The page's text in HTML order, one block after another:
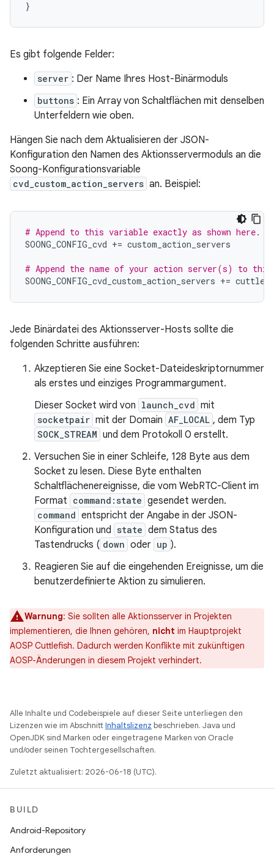
Es gibt folgende Felder:
server : Der Name Ihres Host-Binärmoduls
buttons : Ein Array von Schaltflächen mit denselben
Unterfeldern wie oben.
Hängen Sie nach dem Aktualisieren der JSON-
Konfiguration den Namen des Aktionsservermoduls an die
Soong-Konfigurationsvariable
cvd_custom_action_servers an. Beispiel:
# Append to this variable exactly as shown here.
SOONG_CONFIG_cvd += custom_action_servers
# Append the name of your action server(s) to
SOONG_CONFIG_cvd_custom_action_servers +=
Jede Binärdatei des Aktionsserver-Hosts sollte die
folgenden Schritte ausführen:
Akzeptieren Sie eine Socket-Dateideskriptornummer
als erstes und einziges Programmargument.
Dieser Socket wird von launch_cvd mit
socketpair mit der Domain AF_LOCAL , dem Typ
SOCK_STREAM und dem Protokoll 0 erstellt.
Versuchen Sie in einer Schleife, 128 Byte aus dem
Socket zu lesen. Diese Byte enthalten
Schaltflächenereignisse, die vom WebRTC-Client im
Format command:state gesendet werden.
command entspricht der Angabe in der JSON-
Konfiguration und state dem Status des
Tastendrucks ( down oder up ).
Reagieren Sie auf die eingehenden Ereignisse, um die
benutzerdefinierte Aktion zu simulieren.
Warnung: Sie sollten alle Aktionsserver in Projekten
implementieren, die Ihnen gehören, nicht im Hauptprojekt
AOSP Cuttlefish. Dadurch werden Konflikte mit zukünftigen
AOSP-Änderungen in diesem Projekt verhindert.
Alle Inhalte und Codebeispiele auf dieser Seite unterliegen den
Lizenzen wie im AbschnittInhaltslizenz beschrieben. Java und
OpenJDK sind Marken oder eingetragene Marken von Oracle
und/oder seinen Tochtergesellschaften.
Zuletzt aktualisiert: 2026-06-18 (UTC).
BUILD
Android-Repository
Anforderungen